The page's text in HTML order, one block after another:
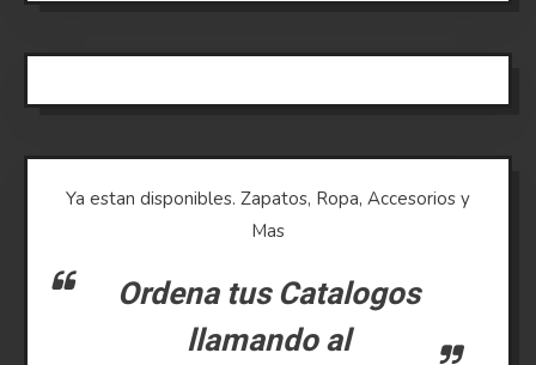
Ya estan disponibles. Zapatos, Ropa, Accesorios y
Mas
Ordena tus Catalogos
llamando al